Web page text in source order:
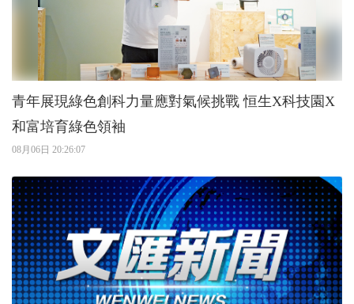
青年展現綠色創科力量應對氣候挑戰 恒生X科技園X
和富培育綠色領袖
08月06日 20:26:07